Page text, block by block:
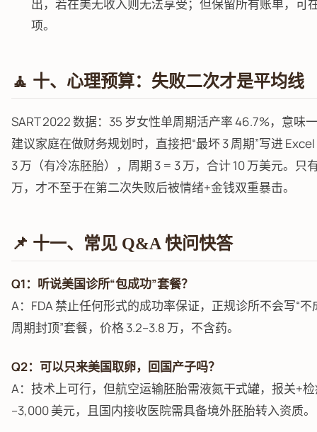
出，若在美无收入则无法享受；但保留所有账单，可
项。
🧘 十、心理预算：失败二次才是平均线
SART 2022 数据：35 岁女性单周期活产率 46.7%，意味
建议家庭在做财务规划时，直接把“最坏 3 周期”写进
3 万（有冷冻胚胎），周期 3 = 3 万，合计 10 万美元。只
万，才不至于在第二次失败后被情绪+金钱双重暴击。
📌 十一、常见 Q&A 快问快答
Q1：听说美国诊所“包成功”套餐？
A：FDA 禁止任何形式的成功率保证，正规诊所不会写“不
周期封顶”套餐，价格 3.2–3.8 万，不含药。
Q2：可以只来美国取卵，回国产子吗？
A：技术上可行，但航空运输胚胎需液氮干式罐，报关+
–3,000 美元，且国内接收医院需具备境外胚胎转入资质。